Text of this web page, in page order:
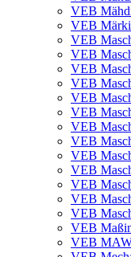
VEB
VEB
VEB
VEB
VEB
VEB
VEB
VEB
VEB
VEB
VEB
VEB
VEB
VEB
VEB
VEB
VEB